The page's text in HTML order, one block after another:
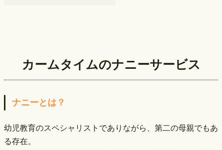
カームタイムのナニーサービス
ナニーとは？
幼児教育のスペシャリストでありながら、第二の母親でもあ
る存在。